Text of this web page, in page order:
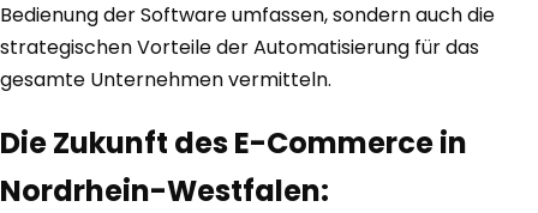
Bedienung der Software umfassen, sondern auch die
strategischen Vorteile der Automatisierung für das
gesamte Unternehmen vermitteln.
Die Zukunft des E-Commerce in
Nordrhein-Westfalen: